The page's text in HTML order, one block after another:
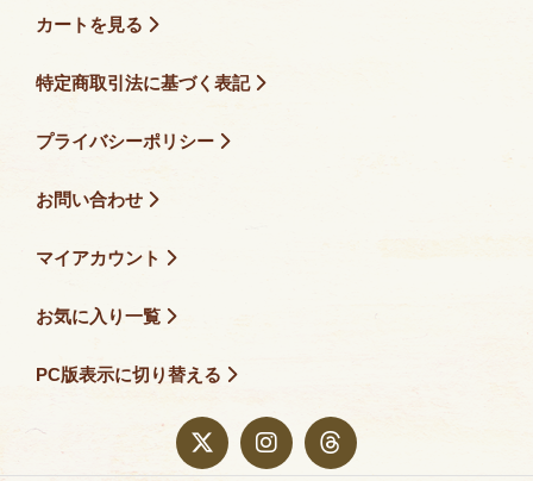
カートを見る
特定商取引法に基づく表記
プライバシーポリシー
お問い合わせ
マイアカウント
お気に入り一覧
PC版表示に切り替える